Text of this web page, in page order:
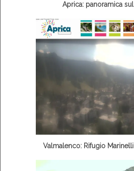
Aprica: panoramica
Valmalenco: Rifugio